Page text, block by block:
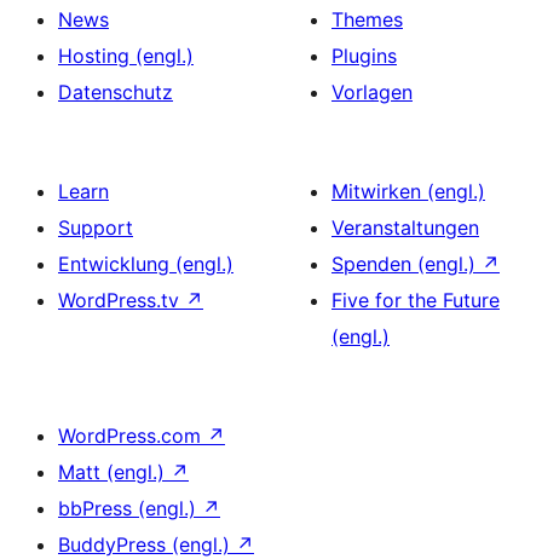
News
Hosting (engl.)
Datenschutz
Themes
Plugins
Vorlagen
Learn
Support
Entwicklung (engl.)
WordPress.tv ↗
Mitwirken (engl.)
Veranstaltungen
Spenden (engl.) ↗
Five for the Future
(engl.)
WordPress.com ↗
Matt (engl.) ↗
bbPress (engl.) ↗
BuddyPress (engl.) ↗